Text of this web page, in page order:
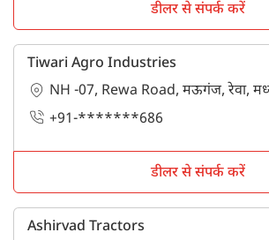
डीलर से संपर्क करें
Tiwari Agro Industries
NH -07, Rewa Road, मऊगंज, रेवा,
+91-*******686
डीलर से संपर्क करें
Ashirvad Tractors